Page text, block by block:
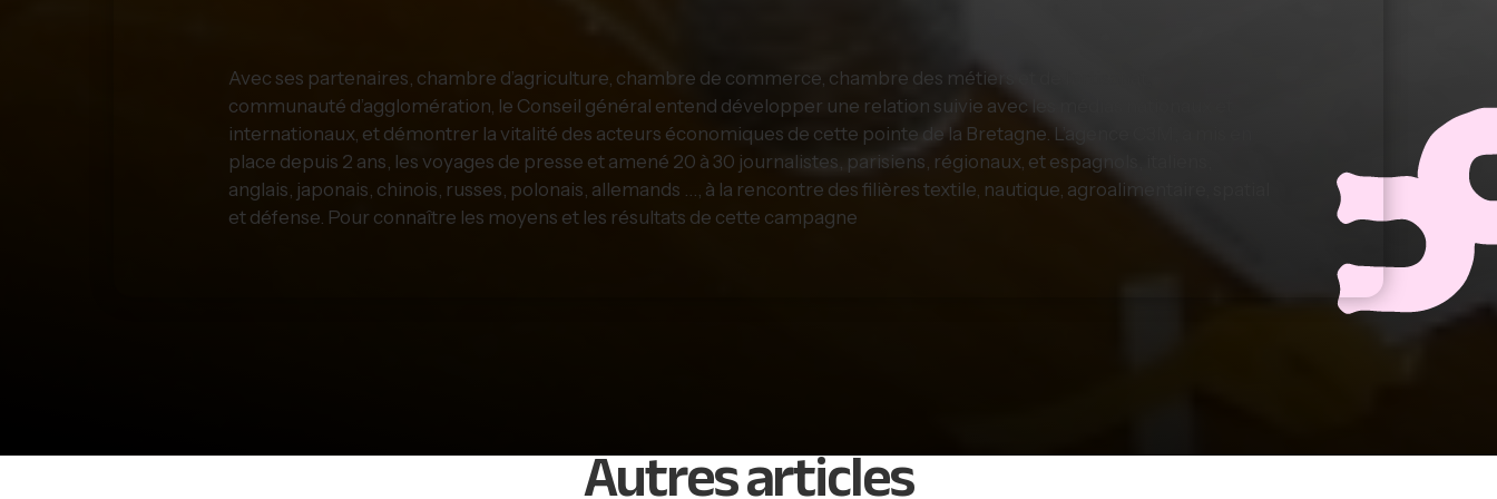
Avec ses partenaires, chambre d’agriculture, chambre de commerce, chambre des métiers et de l’artisanat,
communauté d’agglomération, le Conseil général entend développer une relation suivie avec les médias nationaux et
internationaux, et démontrer la vitalité des acteurs économiques de cette pointe de la Bretagne. L’agence C3M, a mis en
place depuis 2 ans, les voyages de presse et amené 20 à 30 journalistes, parisiens, régionaux, et espagnols, italiens,
anglais, japonais, chinois, russes, polonais, allemands …, à la rencontre des filières textile, nautique, agroalimentaire, spatial
et défense. Pour connaître les moyens et les résultats de cette campagne
Autres articles